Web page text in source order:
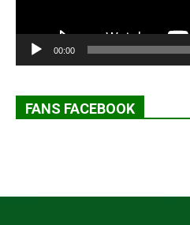
00:00
FANS FACEBOOK